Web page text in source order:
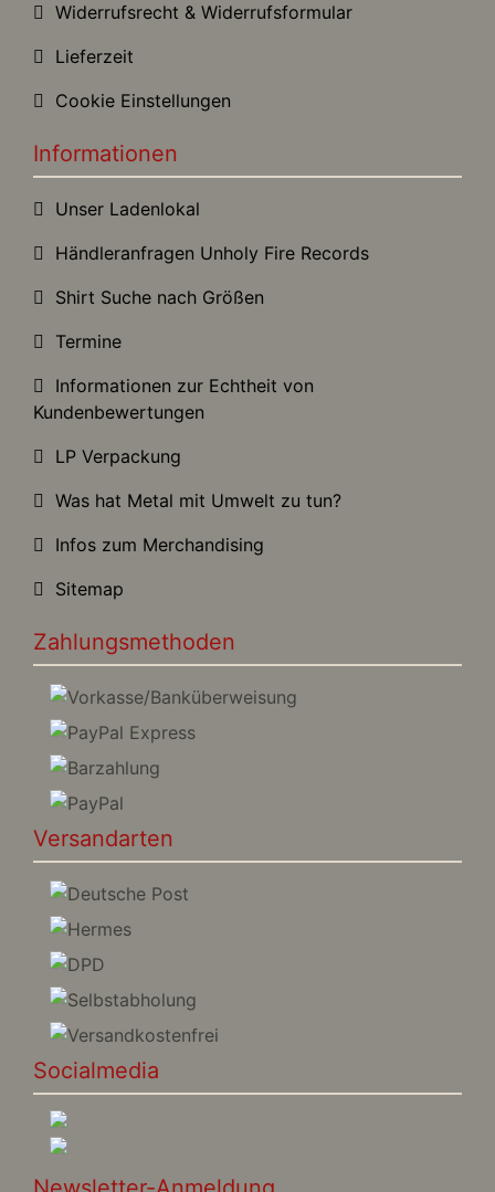
Widerrufsrecht & Widerrufsformular
Lieferzeit
Cookie Einstellungen
Informationen
Unser Ladenlokal
Händleranfragen Unholy Fire Records
Shirt Suche nach Größen
Termine
Informationen zur Echtheit von
Kundenbewertungen
LP Verpackung
Was hat Metal mit Umwelt zu tun?
Infos zum Merchandising
Sitemap
Zahlungsmethoden
Versandarten
Socialmedia